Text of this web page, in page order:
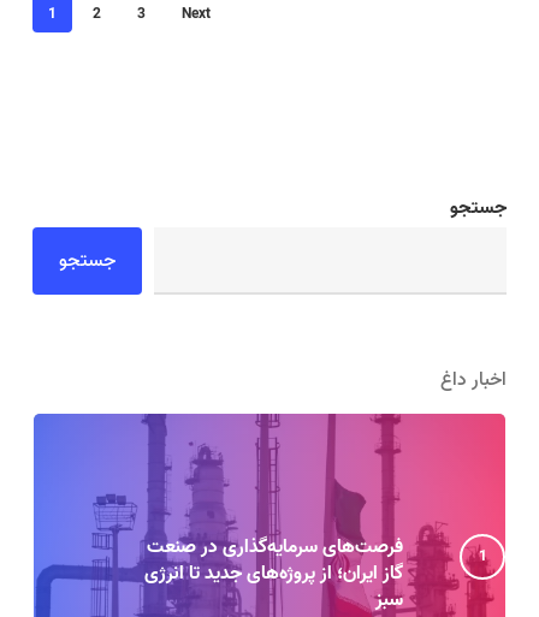
1 2 3 Next
جستجو
جستجو
اخبار داغ
فرصت‌های سرمایه‌گذاری در صنعت
گاز ایران؛ از پروژه‌های جدید تا انرژی
سبز